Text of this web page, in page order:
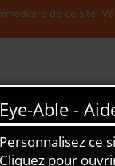
de ce site.
Recherche